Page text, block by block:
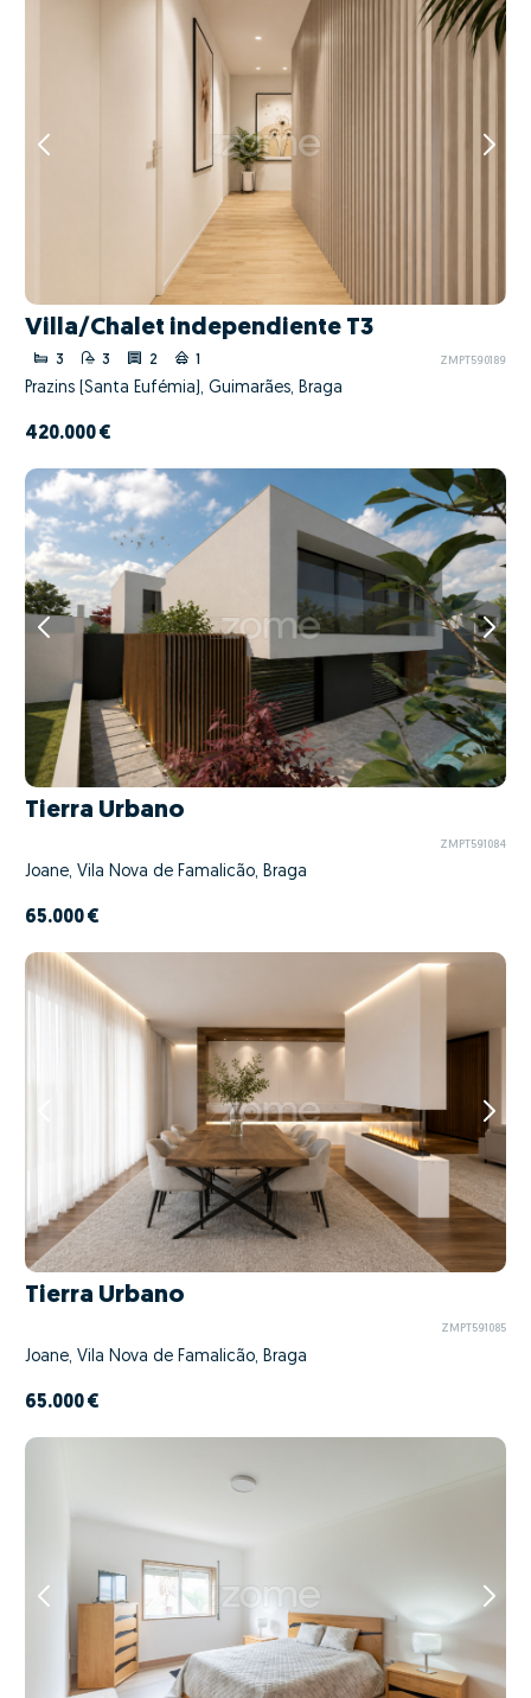
Villa/Chalet independiente T3
3 3 2 1 ZMPT590189
Prazins (Santa Eufémia), Guimarães, Braga
420.000 €
Tierra Urbano
ZMPT591084
Joane, Vila Nova de Famalicão, Braga
65.000 €
Tierra Urbano
ZMPT591085
Joane, Vila Nova de Famalicão, Braga
65.000 €